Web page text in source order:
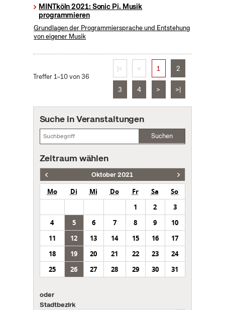
MINTköln 2021: Sonic Pi. Musik
programmieren
Grundlagen der Programmiersprache und Entstehung
von eigener Musik
Treffer 1–10 von 36
|< < 1 2
3 4 > >|
Suche in Veranstaltungen
Suchen
Zeitraum wählen
Oktober 2021
Mo Di Mi Do Fr Sa
So
1
2
3
4
5 6 7 8 9
10
11
12 13 14 15 16
17
18
19 20 21 22 23
24
25
26 27 28 29 30 31
oder
Stadtbezirk